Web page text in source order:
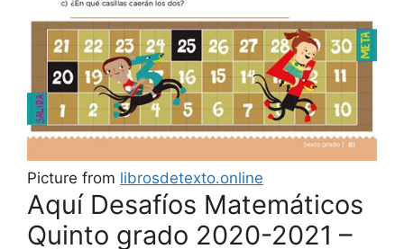
Picture from librosdetexto.online
Aquí Desafíos Matemáticos
Quinto grado 2020-2021 –